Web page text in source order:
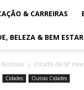
& CARREIRAS
BELEZA & BEM ESTAR
Notícias Estado de SP
Cidades Outras Cidades